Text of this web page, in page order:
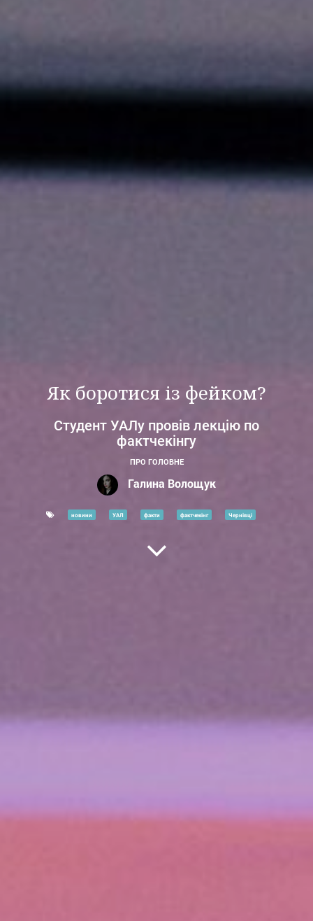
Як боротися із фейком?
Студент УАЛу провів лекцію по
фактчекінгу
ПРО ГОЛОВНЕ
Галина Волощук
новини УАЛ факти фактчекінг Чернівці